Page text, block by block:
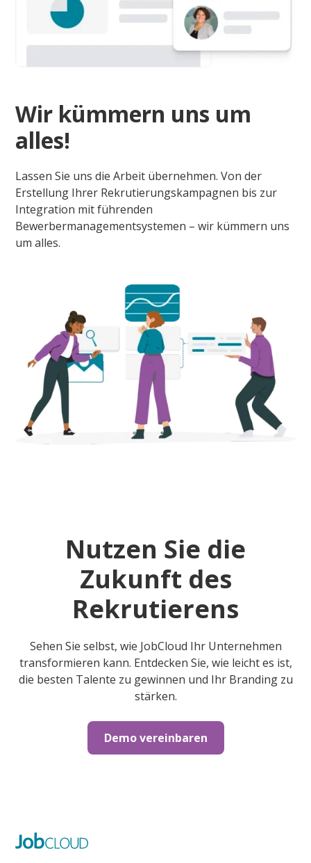
Wir kümmern uns um
alles!
Lassen Sie uns die Arbeit übernehmen. Von der
Erstellung Ihrer Rekrutierungskampagnen bis zur
Integration mit führenden
Bewerbermanagementsystemen – wir kümmern uns
um alles.
Nutzen Sie die
Zukunft des
Rekrutierens
Sehen Sie selbst, wie JobCloud Ihr Unternehmen
transformieren kann. Entdecken Sie, wie leicht es ist,
die besten Talente zu gewinnen und Ihr Branding zu
stärken.
Demo vereinbaren